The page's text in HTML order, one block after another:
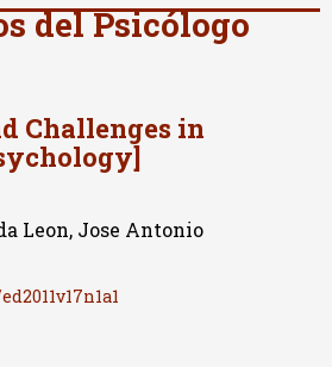
del Psicólogo
Challenges in
Leon, Jose Antonio